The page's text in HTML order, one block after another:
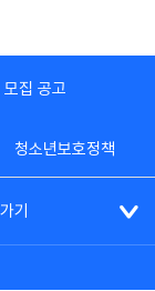
집 공고
청소년보호정책
기